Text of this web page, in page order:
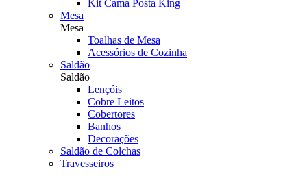
Kit Cama Posta King
Mesa
Mesa
Toalhas de Mesa
Acessórios de Cozinha
Saldão
Saldão
Lençóis
Cobre Leitos
Cobertores
Banhos
Decorações
Saldão de Colchas
Travesseiros